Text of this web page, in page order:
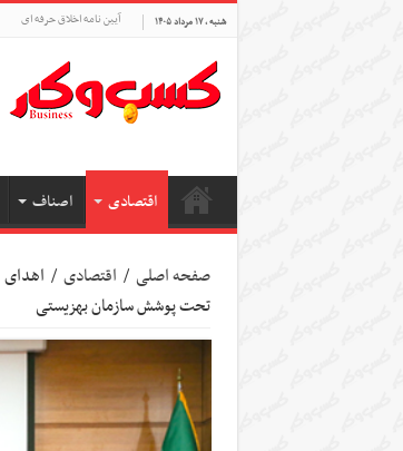
شنبه , ۱۷ مرداد ۱۴۰۵ آیین نامه اخلاق حرفه ای
اقتصادی اصناف
صفحه اصلی / اقتصادی /
تحت پوشش سازمان بهزیستی